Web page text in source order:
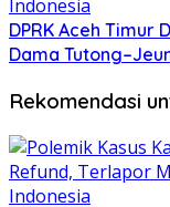
DPRK Aceh Timur
Dama
Rekomendasi